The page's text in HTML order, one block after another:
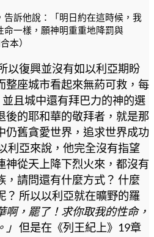
訴他說：「明日約在這時候，我
一樣，願神明重重地降罰與
本）
以復興並沒有如以利亞期盼
整座城市看起來無葯可救，每
且城中還有拜巴力的神的選
後的耶和華的敬拜者，就是那
仍舊貪愛世界，追求世界成功
利亞來說，他完全沒有指望
神從天上降下烈火來，都沒有
，請問還有什麼方式？ 什麼
？ 所以以利亞就在曠野的羅
啊，罷了！求你取我的性命，
但是在《列王紀上》19章